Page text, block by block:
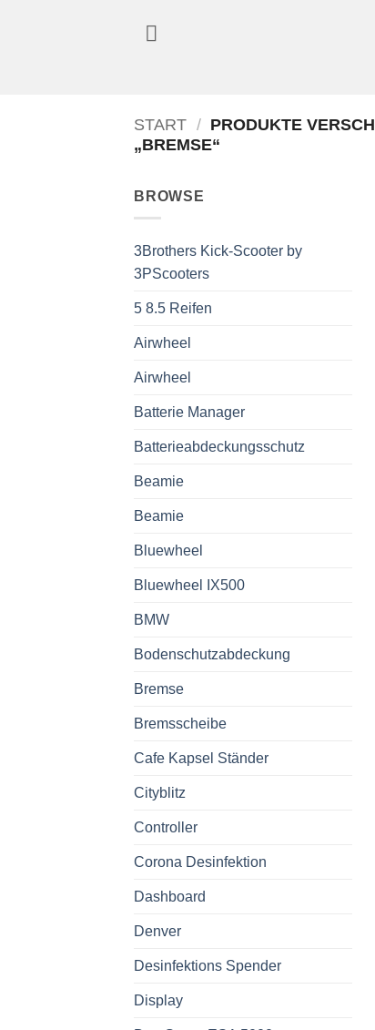
START / PRODUKTE
„BREMSE“
BROWSE
3Brothers Kick-Scooter by
3PScooters
5 8.5 Reifen
Airwheel
Airwheel
Batterie Manager
Batterieabdeckungsschutz
Beamie
Beamie
Bluewheel
Bluewheel IX500
BMW
Bodenschutzabdeckung
Bremse
Bremsscheibe
Cafe Kapsel Ständer
Cityblitz
Controller
Corona Desinfektion
Dashboard
Denver
Desinfektions Spender
Display